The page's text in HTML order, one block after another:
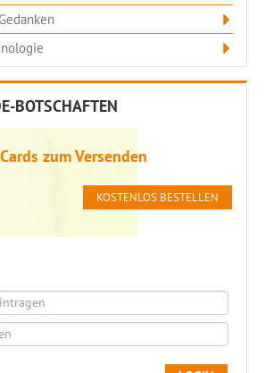
BOTSCHAFTEN
zum Versenden
KOSTENLOS BESTELLEN